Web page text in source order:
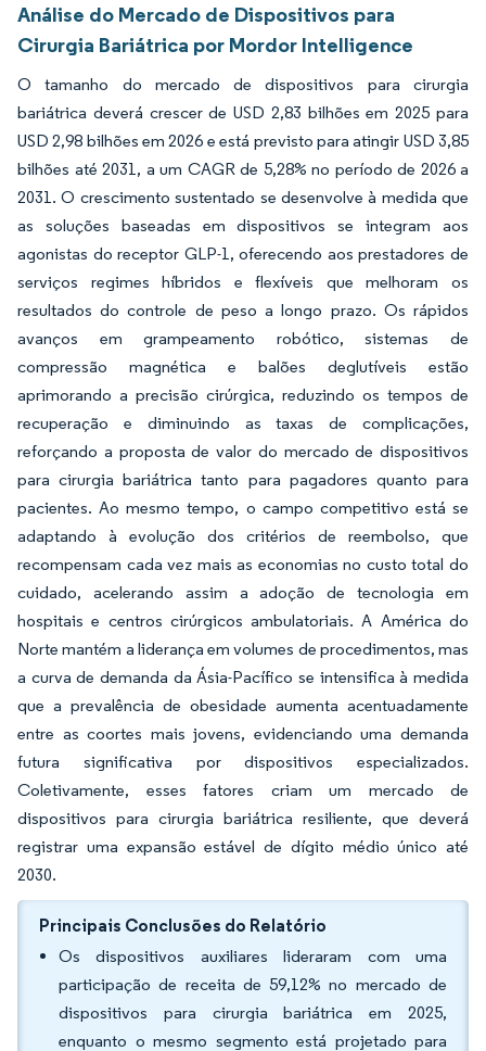
Análise do Mercado de Dispositivos para
Cirurgia Bariátrica por Mordor Intelligence
O tamanho do mercado de dispositivos para cirurgia
bariátrica deverá crescer de USD 2,83 bilhões em 2025 para
USD 2,98 bilhões em 2026 e está previsto para atingir USD 3,85
bilhões até 2031, a um CAGR de 5,28% no período de 2026 a
2031. O crescimento sustentado se desenvolve à medida que
as soluções baseadas em dispositivos se integram aos
agonistas do receptor GLP-1, oferecendo aos prestadores de
serviços regimes híbridos e flexíveis que melhoram os
resultados do controle de peso a longo prazo. Os rápidos
avanços em grampeamento robótico, sistemas de
compressão magnética e balões deglutíveis estão
aprimorando a precisão cirúrgica, reduzindo os tempos de
recuperação e diminuindo as taxas de complicações,
reforçando a proposta de valor do mercado de dispositivos
para cirurgia bariátrica tanto para pagadores quanto para
pacientes. Ao mesmo tempo, o campo competitivo está se
adaptando à evolução dos critérios de reembolso, que
recompensam cada vez mais as economias no custo total do
cuidado, acelerando assim a adoção de tecnologia em
hospitais e centros cirúrgicos ambulatoriais. A América do
Norte mantém a liderança em volumes de procedimentos, mas
a curva de demanda da Ásia-Pacífico se intensifica à medida
que a prevalência de obesidade aumenta acentuadamente
entre as coortes mais jovens, evidenciando uma demanda
futura significativa por dispositivos especializados.
Coletivamente, esses fatores criam um mercado de
dispositivos para cirurgia bariátrica resiliente, que deverá
registrar uma expansão estável de dígito médio único até
2030.
Principais Conclusões do Relatório
Os dispositivos auxiliares lideraram com uma
participação de receita de 59,12% no mercado de
dispositivos para cirurgia bariátrica em 2025,
enquanto o mesmo segmento está projetado para